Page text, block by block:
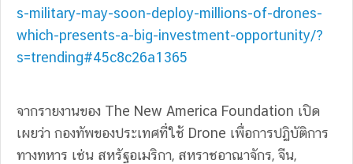
s-military-may-soon-deploy-millions-of-drones-
which-presents-a-big-investment-opportunity/?
s=trending#45c8c26a1365
จากรายงานของ The New America Foundation เปิด
เผยว่า กองทัพของประเทศที่ใช้ Drone เพื่อการปฏิบัติการ
ทางทหาร เช่น สหรัฐอเมริกา, สหราชอาณาจักร, จีน,